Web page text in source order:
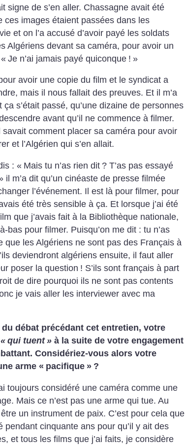
signe de s’en aller. Chassagne avait été
ces images étaient passées dans les
et on l’a accusé d’avoir payé les soldats
Algériens devant sa caméra, pour avoir un
Je n’ai jamais payé quiconque ! »
avoir une copie du film et le syndicat a
mais il nous fallait des preuves. Et il m’a
s’était passé, qu’une dizaine de personnes
avant qu’il ne commence à filmer.
savait comment placer sa caméra pour avoir
et l’Algérien qui s’en allait.
: « Mais tu n’as rien dit ? T’as pas essayé
il m’a dit qu’un cinéaste de presse filmée
l’événement. Il est là pour filmer, pour
été très sensible à ça. Et lorsque j’ai été
que j’avais fait à la Bibliothèque nationale,
bas pour filmer. Puisqu’on me dit : tu n’as
que les Algériens ne sont pas des Français à
deviendront algériens ensuite, il faut aller
poser la question ! S’ils sont français à part
de dire pourquoi ils ne sont pas contents
je vais aller les interviewer avec ma
débat précédant cet entretien, votre
« qui tuent » à la suite de votre engagement
Considériez-vous alors votre
arme « pacifique » ?
toujours considéré une caméra comme une
Mais ce n’est pas une arme qui tue. Au
un instrument de paix. C’est pour cela que
pendant cinquante ans pour qu’il y ait des
et tous les films que j’ai faits, je considère